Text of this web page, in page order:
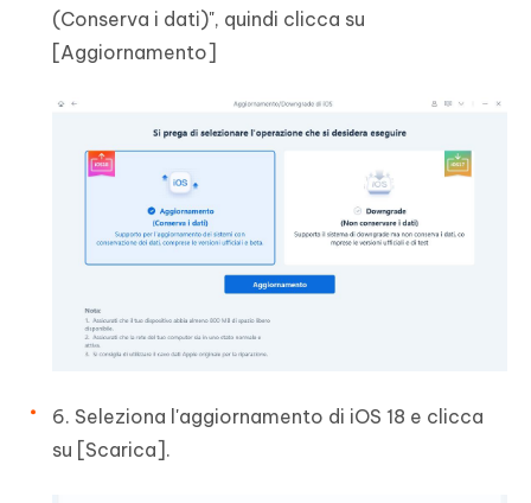
(Conserva i dati)", quindi clicca su
[Aggiornamento]
6. Seleziona l'aggiornamento di iOS 18 e clicca
su [Scarica].